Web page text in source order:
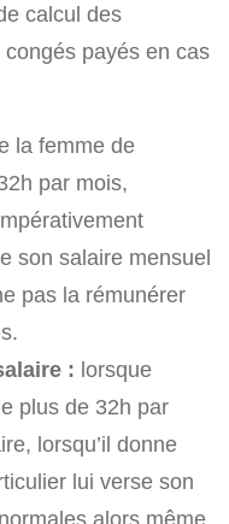
calcul des
payés en cas
la femme de
par mois,
son salaire mensuel
pas la rémunérer
: lorsque
plus de 32h par
lorsqu’il donne
lui verse son
alors même